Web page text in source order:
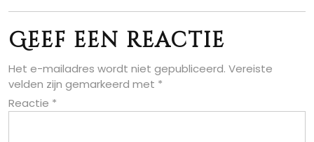
Geef een reactie
Het e-mailadres wordt niet gepubliceerd. Vereiste
velden zijn gemarkeerd met *
Reactie *